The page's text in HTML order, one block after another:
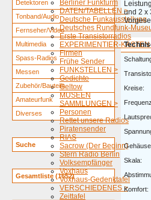
Berliner Funkturm
DATEN/TABELLEN >
Deutsche Funkausstellung
Deutsches Rundfunk-
Erste Transistorradios
EXPERIMENTIER-KÄSTEN
Firmen
Frühe Sender
FUNKSTELLEN >
Gedichte
Geltow
MUSEEN
SAMMLUNGEN >
Personen
Rettet unsere Radios
Piratensender
RIAS
Sacrow (Der Beginn)
Stern Radio Berlin
Volksempfänger
Voxhaus
Voxhaus-Gedenktafel
VERSCHIEDENES >
Zeittafel
Detektoren
Tonband/Audio
Fernseher/Video
Multimedia
Spass-Radios
Messen
Zubehör/Bauteile
Amateurfunk
Diverses
Suche
Gesamtliste (1652)
und 2 x
Kreise:
Skala:
Komfort: